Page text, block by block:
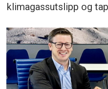
klimagassutslipp og